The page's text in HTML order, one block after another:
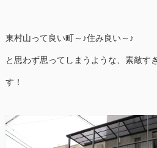
東村山って良い町～♪住み良い～♪
と思わず思ってしまうような、素敵す
す！